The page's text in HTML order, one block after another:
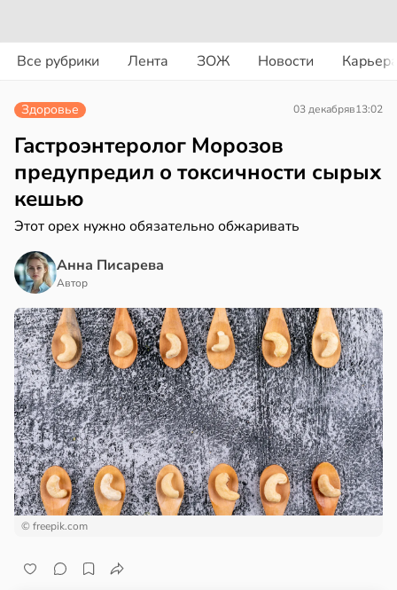
Все рубрики Лента ЗОЖ Новости
в13:55
в21:42
Здоровье 03 декабряв13:02
Гастроэнтеролог Морозов
предупредил о токсичности сырых
кешью
Этот орех нужно обязательно обжаривать
Анна Писарева
Автор
© freepik.com
в17:40